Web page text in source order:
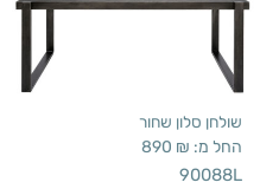
שולחן סלון שחור
החל מ: 890 ₪
90088L